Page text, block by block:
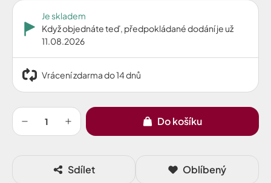
Je skladem
Když objednáte teď, předpokládané dodání je už
11.08.2026
Vrácení zdarma do 14 dnů
Do košíku
Sdílet Oblíbený